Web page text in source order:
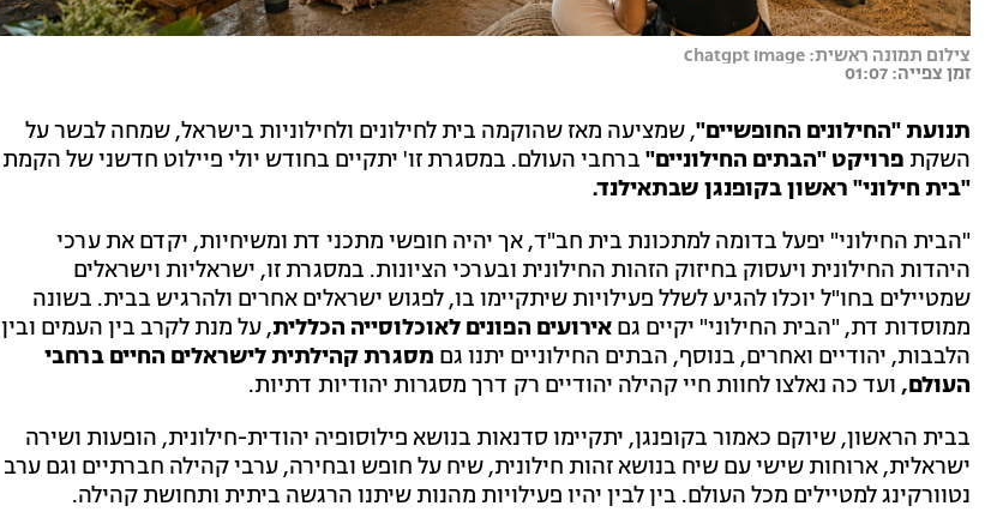
צילום תמונה ראשית: Chatgpt Image
זמן צפייה: 01:07
תנועת "החילונים החופשיים", שמציעה מאז שהוקמה בית לחילונים ולחילוניות בישראל, שמחה לבשר על
השקת פרויקט "הבתים החילוניים" ברחבי העולם. במסגרת זו' יתקיים בחודש יולי פיילוט חדשני של הקמת
"בית חילוני" ראשון בקופנגן שבתאילנד.
"הבית החילוני" יפעל בדומה למתכונת בית חב"ד, אך יהיה חופשי מתכני דת ומשיחיות, יקדם את ערכי
היהדות החילונית ויעסוק בחיזוק הזהות החילונית ובערכי הציונות. במסגרת זו, ישראליות וישראלים
שמטיילים בחו"ל יוכלו להגיע לשלל פעילויות שיתקיימו בו, לפגוש ישראלים אחרים ולהרגיש בבית. בשונה
ממוסדות דת, "הבית החילוני" יקיים גם אירועים הפונים לאוכלוסייה הכללית, על מנת לקרב בין העמים ובין
הלבבות, יהודיים ואחרים, בנוסף, הבתים החילוניים יתנו גם מסגרת קהילתית לישראלים החיים ברחבי
העולם, ועד כה נאלצו לחוות חיי קהילה יהודיים רק דרך מסגרות יהודיות דתיות.
בבית הראשון, שיוקם כאמור בקופנגן, יתקיימו סדנאות בנושא פילוסופיה יהודית-חילונית, הופעות ושירה
ישראלית, ארוחות שישי עם שיח בנושא זהות חילונית, שיח על חופש ובחירה, ערבי קהילה חברתיים וגם ערב
נטוורקינג למטיילים מכל העולם. בין לבין יהיו פעילויות מהנות שיתנו הרגשה ביתית ותחושת קהילה.